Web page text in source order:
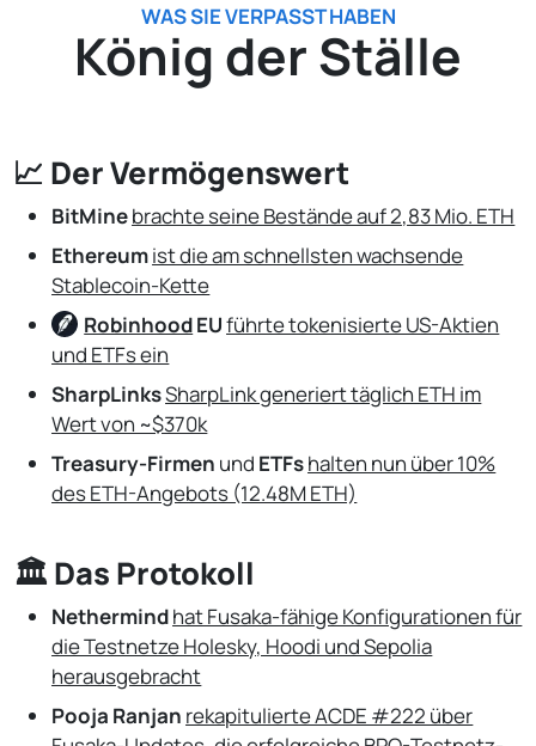
WAS SIE VERPASST HABEN
König der Ställe
📈 Der Vermögenswert
BitMinebrachte seine Bestände auf 2,83 Mio. ETH
Ethereumist die am schnellsten wachsende
Stablecoin-Kette
RobinhoodEUführte tokenisierte US-Aktien
und ETFs ein
SharpLinksSharpLink generiert täglich ETH im
Wert von ~$370k
Treasury-Firmen und ETFshalten nun über 10%
des ETH-Angebots (12.48M ETH)
🏛️ Das Protokoll
Nethermindhat Fusaka-fähige Konfigurationen für
die Testnetze Holesky, Hoodi und Sepolia
herausgebracht
Pooja Ranjan rekapitulierte ACDE #222 über